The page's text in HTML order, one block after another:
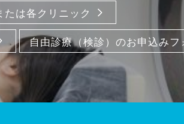
たは各クリニック
自由診療（検診）のお申込みフ